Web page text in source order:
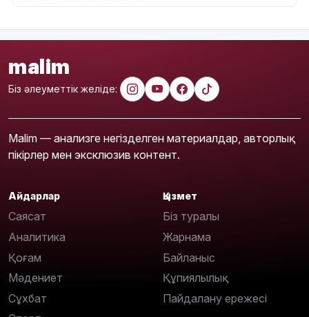
malim
Біз әлеуметтік желіде:
Malim — анализге негізделген материалдар, авторлық
пікірлер мен эксклюзив контент.
Айдарлар
Саясат
Аналитика
Қоғам
Мәдениет
Сұхбат
Қызмет
Біз туралы
Жарнама
Байланыс
Құпиялылық
Пайдалану ережесі